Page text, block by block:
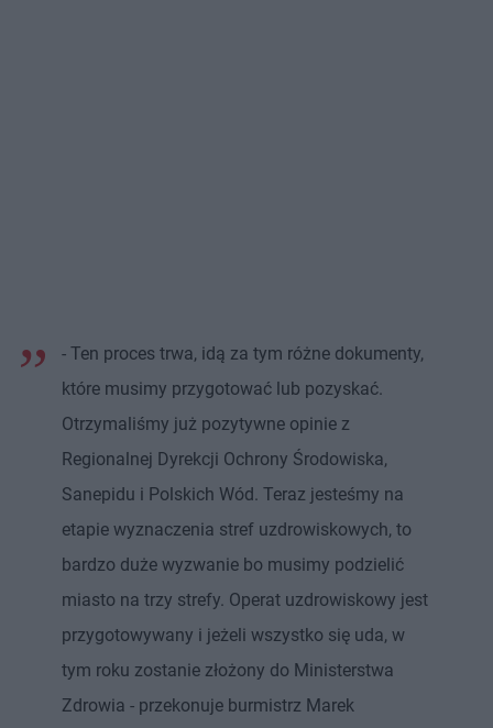
- Ten proces trwa, idą za tym różne dokumenty,
które musimy przygotować lub pozyskać.
Otrzymaliśmy już pozytywne opinie z
Regionalnej Dyrekcji Ochrony Środowiska,
Sanepidu i Polskich Wód. Teraz jesteśmy na
etapie wyznaczenia stref uzdrowiskowych, to
bardzo duże wyzwanie bo musimy podzielić
miasto na trzy strefy. Operat uzdrowiskowy jest
przygotowywany i jeżeli wszystko się uda, w
tym roku zostanie złożony do Ministerstwa
Zdrowia - przekonuje burmistrz Marek